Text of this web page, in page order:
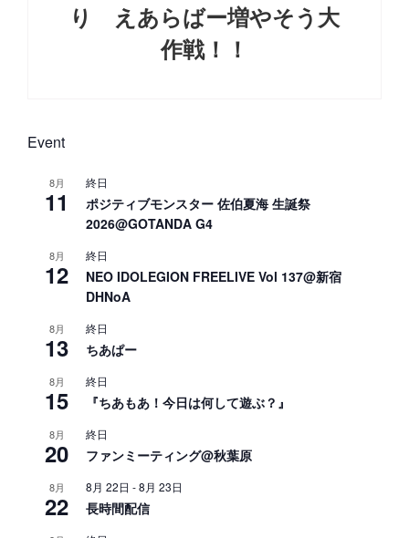
り えあらばー増やそう大
作戦！！
Event
8月
11
終日
ポジティブモンスター 佐伯夏海 生誕祭
2026@GOTANDA G4
8月
12
終日
NEO IDOLEGION FREELIVE Vol 137@新宿
DHNoA
8月
13
終日
ちあぱー
8月
15
終日
『ちあもあ！今日は何して遊ぶ？』
8月
20
終日
ファンミーティング@秋葉原
8月
22
8月 22日 -8月 23日
長時間配信